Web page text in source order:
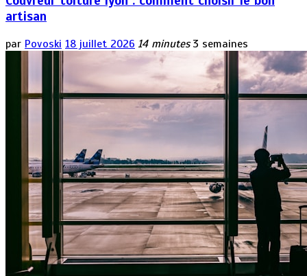
artisan
par Povoski 18 juillet 2026 14 minutes 3 semaines